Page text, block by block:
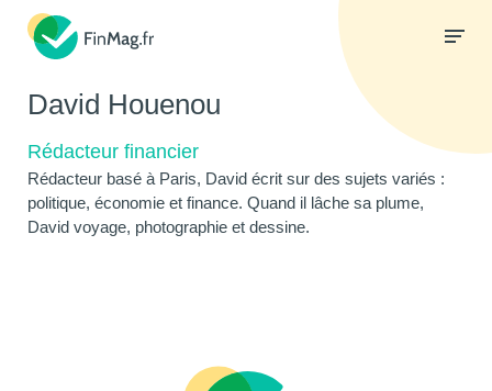
David Houenou
Rédacteur financier
Rédacteur basé à Paris, David écrit sur des sujets variés :
politique, économie et finance. Quand il lâche sa plume,
David voyage, photographie et dessine.